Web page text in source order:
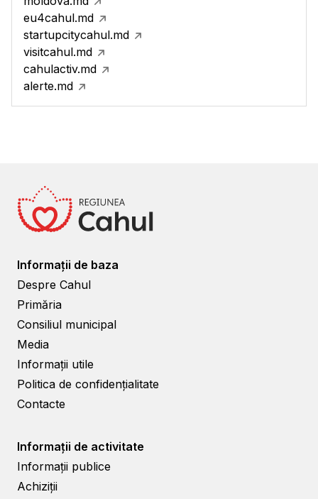
eu4cahul.md
startupcitycahul.md
visitcahul.md
cahulactiv.md
alerte.md
Informații de baza
Despre Cahul
Primăria
Consiliul municipal
Media
Informații utile
Politica de confidențialitate
Contacte
Informații de activitate
Informații publice
Achiziții